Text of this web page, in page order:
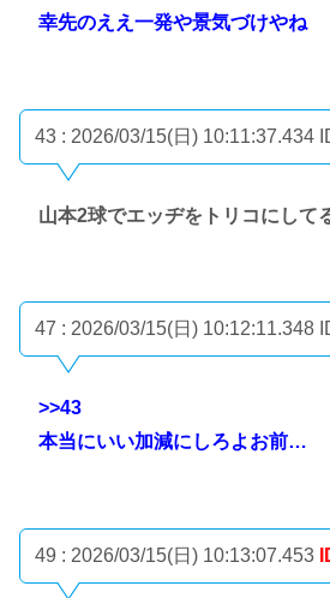
幸先のええ一発や景気づけやね
43 : 2026/03/15(日) 10:11:37.434
山本2球でエッヂをトリコにして
47 : 2026/03/15(日) 10:12:11.348
>>43
本当にいい加減にしろよお前…
49 : 2026/03/15(日) 10:13:07.453